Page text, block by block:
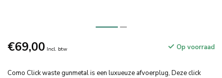
€69,00 Incl. btw Op voorraad
Como Click waste gunmetal is een luxueuze afvoerplug, Deze click